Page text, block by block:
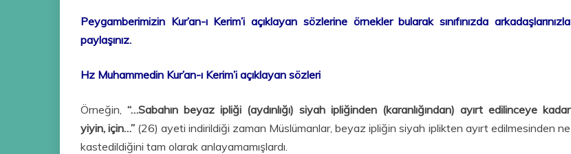
Peygamberimizin Kur’an-ı Kerim’i açıklayan sözlerine örnekler bularak sınıfınızda arkadaşlarınızla
paylaşınız.
Hz Muhammedin Kur’an-ı Kerim’i açıklayan sözleri
Örneğin, “…Sabahın beyaz ipliği (aydınlığı) siyah ipliğinden (karanlığından) ayırt edilinceye kadar
yiyin, için…” (26) ayeti indirildiği zaman Müslümanlar, beyaz ipliğin siyah iplikten ayırt edilmesinden ne
kastedildiğini tam olarak anlayamamışlardı.